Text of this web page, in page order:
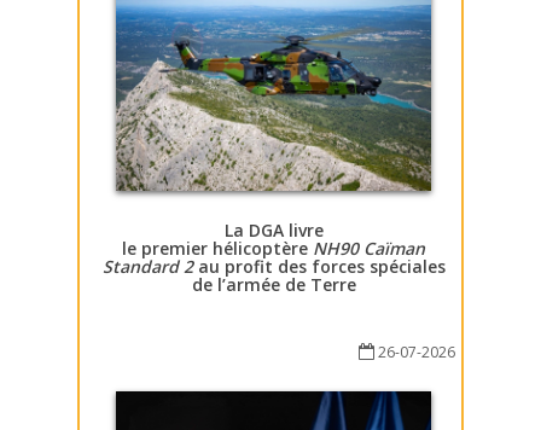
La DGA livre
le premier hélicoptère NH90 Caïman
Standard 2au profit des forces spéciales
de l’armée de Terre
26-07-2026